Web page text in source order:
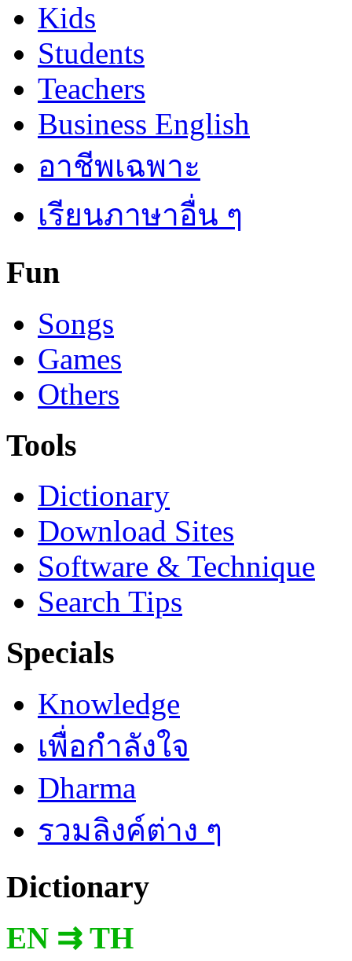
Kids
Students
Teachers
Business English
อาชีพเฉพาะ
เรียนภาษาอื่น ๆ
Fun
Songs
Games
Others
Tools
Dictionary
Download Sites
Software & Technique
Search Tips
Specials
Knowledge
เพื่อกำลังใจ
Dharma
รวมลิงค์ต่าง ๆ
Dictionary
EN ⇉ TH